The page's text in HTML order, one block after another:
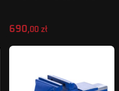
690,00 zł